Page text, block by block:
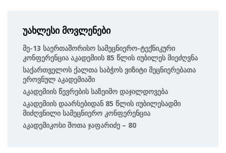
უახლესი მოვლენები
Მე-13 Საერთაშორისო Სამეცნიერო-Ტექნიკური
Კონფერენცია Აკადემიის 85 Წლის Იუბილეს Მიეძღვნა
Საქართველოს Ქალთა Საბჭოს Ვიზიტი Მეცნიერებათა
Ეროვნულ Აკადემიაში
Აკადემიის Წევრების Საზეიმო Დაჯილდოვება
Აკადემიის Დაარსებიდან 85 Წლის Იუბილესადმი
Მიძღვნილი Სამეცნიერო Კონფერენცია
Აკადემიკოსი Შოთა Ჯაფარიძე – 80